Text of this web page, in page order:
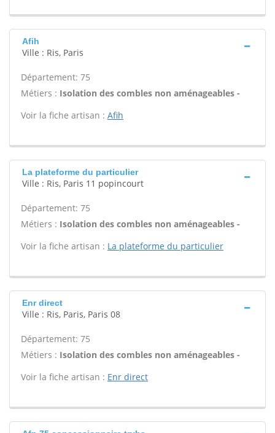
Afih
Ville : Ris, Paris
Département: 75
Métiers : Isolation des combles non aménageables -
Voir la fiche artisan : Afih
La plateforme du particulier
Ville : Ris, Paris 11 popincourt
Département: 75
Métiers : Isolation des combles non aménageables -
Voir la fiche artisan : La plateforme du particulier
Enr direct
Ville : Ris, Paris, Paris 08
Département: 75
Métiers : Isolation des combles non aménageables -
Voir la fiche artisan : Enr direct